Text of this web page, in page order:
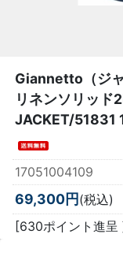
Giannetto（ジャ
リネンソリッド
JACKET/51831
17051004109
69,300円 (税込)
[630ポイント進呈